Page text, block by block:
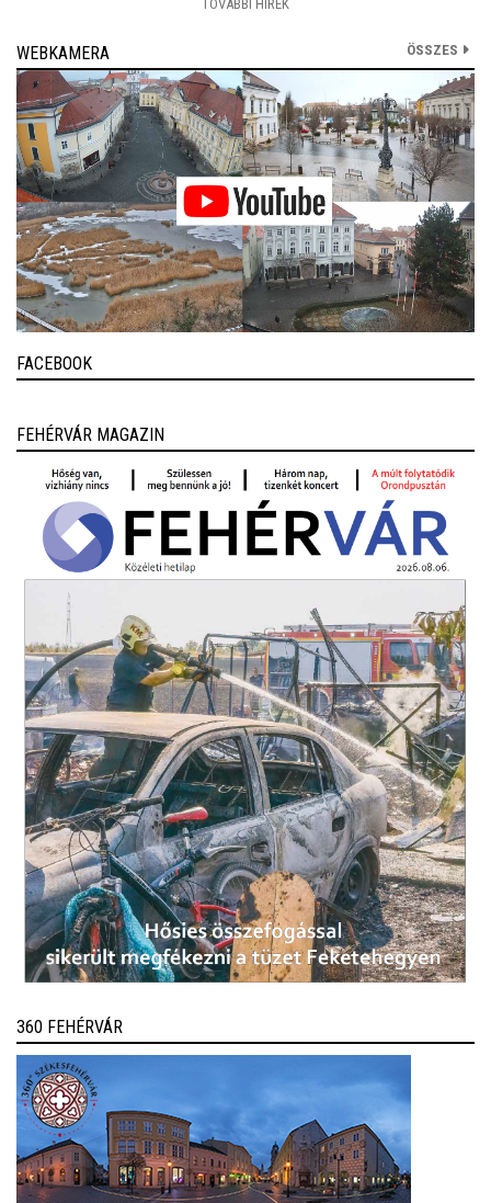
TOVÁBBI HÍREK
WEBKAMERA ÖSSZES
FACEBOOK
FEHÉRVÁR MAGAZIN
360 FEHÉRVÁR